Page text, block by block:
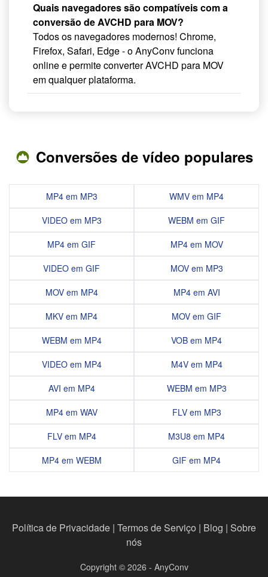
Quais navegadores são compatíveis com a
conversão de AVCHD para MOV?
Todos os navegadores modernos! Chrome,
Firefox, Safari, Edge - o AnyConv funciona
online e permite converter AVCHD para MOV
em qualquer plataforma.
Conversões de vídeo populares
MP4 em MP3
VIDEO em MP3
MP4 em GIF
VIDEO em GIF
MOV em MP4
MKV em MP4
WEBM em MP4
VIDEO em MP4
AVI em MP4
MP4 em WAV
FLV em MP4
MP4 em WEBM
WMV em MP4
WEBM em GIF
MP4 em MOV
MOV em MP3
MP4 em AVI
MOV em GIF
VOB em MP4
M4V em MP4
WEBM em MP3
FLV em MP3
M3U8 em MP4
GIF em MP4
Política de Privacidade | Termos de Serviço | Blog | Sobre
nós
Copyright © 2026 - AnyConv